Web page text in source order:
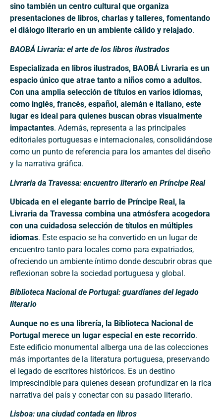
sino también un centro cultural que organiza
presentaciones de libros, charlas y talleres, fomentando
el diálogo literario en un ambiente cálido y relajado.
BAOBÁ Livraria: el arte de los libros ilustrados
Especializada en libros ilustrados, BAOBÁ Livraria es un
espacio único que atrae tanto a niños como a adultos.
Con una amplia selección de títulos en varios idiomas,
como inglés, francés, español, alemán e italiano, este
lugar es ideal para quienes buscan obras visualmente
impactantes. Además, representa a las principales
editoriales portuguesas e internacionales, consolidándose
como un punto de referencia para los amantes del diseño
y la narrativa gráfica.
Livraria da Travessa: encuentro literario en Príncipe Real
Ubicada en el elegante barrio de Príncipe Real, la
Livraria da Travessa combina una atmósfera acogedora
con una cuidadosa selección de títulos en múltiples
idiomas. Este espacio se ha convertido en un lugar de
encuentro tanto para locales como para expatriados,
ofreciendo un ambiente íntimo donde descubrir obras que
reflexionan sobre la sociedad portuguesa y global.
Biblioteca Nacional de Portugal: guardianes del legado
literario
Aunque no es una librería, la Biblioteca Nacional de
Portugal merece un lugar especial en este recorrido.
Este edificio monumental alberga una de las colecciones
más importantes de la literatura portuguesa, preservando
el legado de escritores históricos. Es un destino
imprescindible para quienes desean profundizar en la rica
narrativa del país y conectar con su pasado literario.
Lisboa: una ciudad contada en libros